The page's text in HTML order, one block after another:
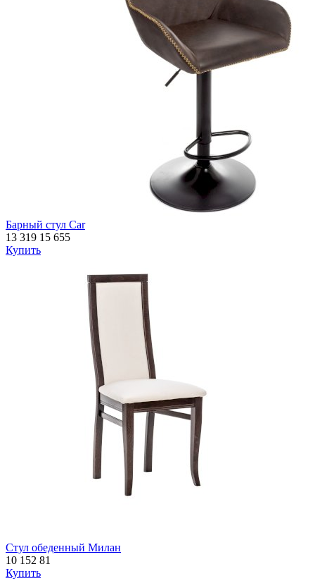
Барный стул Car
13 319 15 655
Купить
Стул обеденный Милан
10 152 81
Купить